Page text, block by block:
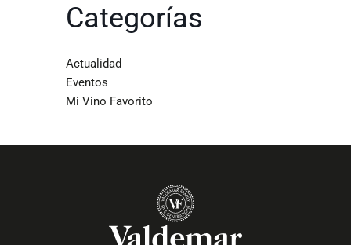
Categorías
Actualidad
Eventos
Mi Vino Favorito